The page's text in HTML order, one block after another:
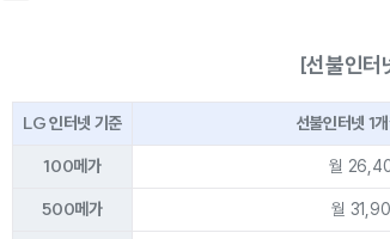
[선불인터
LG 인터넷 기준 선불인터넷 1
100메가
월
500메가 월